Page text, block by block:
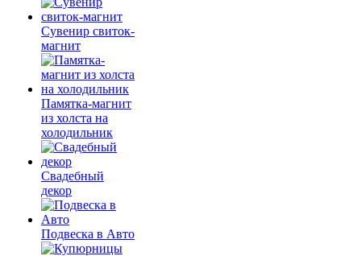
Сувенир свиток-
магнит
Памятка-магнит
из холста на
холодильник
Свадебный
декор
Подвеска в Авто